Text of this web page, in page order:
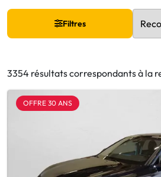
Filtres
3354 résultats correspondants à la
OFFRE 30 ANS